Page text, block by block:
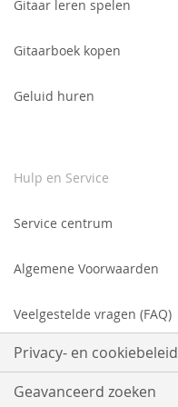
Gitaar leren spelen
Gitaarboek kopen
Geluid huren
Hulp en Service
Service centrum
Algemene Voorwaarden
Veelgestelde vragen (FAQ)
Privacy- en cookiebeleid
Geavanceerd zoeken